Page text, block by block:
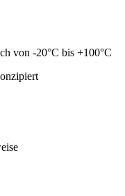
von -20°C bis +100°C